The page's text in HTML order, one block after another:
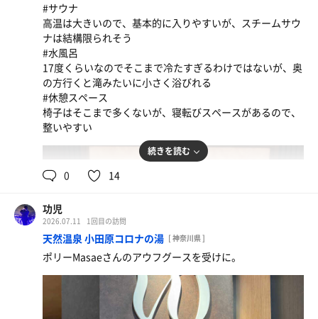
#サウナ
高温は大きいので、基本的に入りやすいが、スチームサウ
ナは結構限られそう
#水風呂
17度くらいなのでそこまで冷たすぎるわけではないが、奥
の方行くと滝みたいに小さく浴びれる
#休憩スペース
椅子はそこまで多くないが、寝転びスペースがあるので、
整いやすい
続きを読む
0 14
功児
2026.07.11 1回目の訪問
天然温泉 小田原コロナの湯 [ 神奈川県 ]
ポリーMasaeさんのアウフグースを受けに。